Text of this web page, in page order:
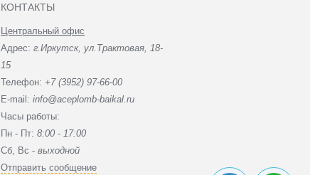
КОНТАКТЫ
Центральный офис
Адрес: г.Иркутск, ул.Трактовая, 18-
15
Телефон: +7 (3952) 97-66-00
E-mail: info@aceplomb-baikal.ru
Часы работы:
Пн - Пт: 8:00 - 17:00
Сб, Вc - выходной
Отправить сообщение